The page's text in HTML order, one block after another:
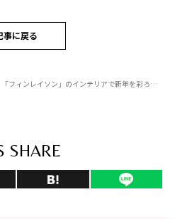
事に戻る
「フィンレイソン」のインテリアで新年を彩ろう！ 模様替えで始まるハッピーな一年
SHARE